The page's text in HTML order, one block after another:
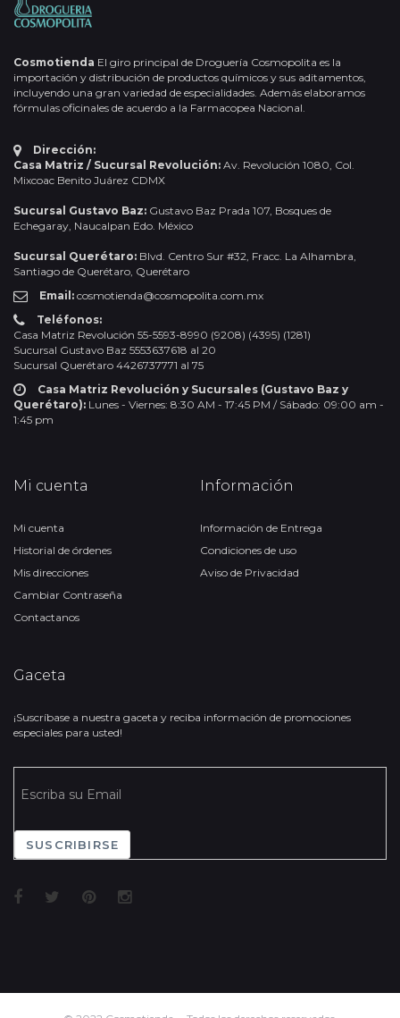
Cosmotienda El giro principal de Droguería Cosmopolita es la
importación y distribución de productos químicos y sus aditamentos,
incluyendo una gran variedad de especialidades. Además elaboramos
fórmulas oficinales de acuerdo a la Farmacopea Nacional.
Dirección:
Casa Matriz / Sucursal Revolución: Av. Revolución 1080, Col.
Mixcoac Benito Juárez CDMX
Sucursal Gustavo Baz: Gustavo Baz Prada 107, Bosques de
Echegaray, Naucalpan Edo. México
Sucursal Querétaro: Blvd. Centro Sur #32, Fracc. La Alhambra,
Santiago de Querétaro, Querétaro
Email: cosmotienda@cosmopolita.com.mx
Teléfonos:
Casa Matriz Revolución 55-5593-8990 (9208) (4395) (1281)
Sucursal Gustavo Baz 5553637618 al 20
Sucursal Querétaro 4426737771 al 75
Casa Matriz Revolución y Sucursales (Gustavo Baz y
Querétaro): Lunes - Viernes: 8:30 AM - 17:45 PM / Sábado: 09:00 am -
1:45 pm
Mi cuenta
Mi cuenta
Historial de órdenes
Mis direcciones
Cambiar Contraseña
Contactanos
Información
Información de Entrega
Condiciones de uso
Aviso de Privacidad
Gaceta
¡Suscríbase a nuestra gaceta y reciba información de promociones
especiales para usted!
SUSCRIBIRSE